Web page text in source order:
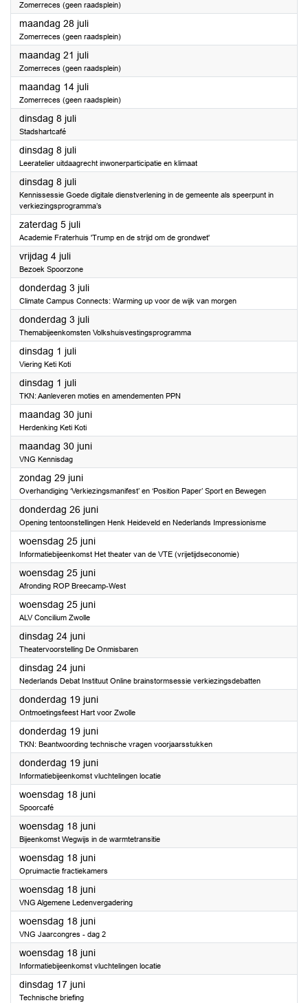
Zomerreces (geen raadsplein)
maandag 28 juli2025
Zomerreces (geen raadsplein)
maandag 21 juli2025
Zomerreces (geen raadsplein)
maandag 14 juli2025
Zomerreces (geen raadsplein)
dinsdag 8 juli2025
Stadshartcafé
dinsdag 8 juli2025
Leeratelier uitdaagrecht inwonerparticipatie en klimaat
dinsdag 8 juli2025
Kennissessie Goede digitale dienstverlening in de gemeente als speerpunt in
verkiezingsprogramma’s
zaterdag 5 juli2025
Academie Fraterhuis 'Trump en de strijd om de grondwet'
vrijdag 4 juli2025
Bezoek Spoorzone
donderdag 3 juli2025
Climate Campus Connects: Warming up voor de wijk van morgen
donderdag 3 juli2025
Themabijeenkomsten Volkshuisvestingsprogramma
dinsdag 1 juli2025
Viering Keti Koti
dinsdag 1 juli2025
TKN: Aanleveren moties en amendementen PPN
maandag 30 juni2025
Herdenking Keti Koti
maandag 30 juni2025
VNG Kennisdag
zondag 29 juni2025
Overhandiging ‘Verkiezingsmanifest’ en ‘Position Paper’ Sport en Bewegen
donderdag 26 juni2025
Opening tentoonstellingen Henk Heideveld en Nederlands Impressionisme
woensdag 25 juni2025
Informatiebijeenkomst Het theater van de VTE (vrijetijdseconomie)
woensdag 25 juni2025
Afronding ROP Breecamp-West
woensdag 25 juni2025
ALV Concilium Zwolle
dinsdag 24 juni2025
Theatervoorstelling De Onmisbaren
dinsdag 24 juni2025
Nederlands Debat Instituut Online brainstormsessie verkiezingsdebatten
donderdag 19 juni2025
Ontmoetingsfeest Hart voor Zwolle
donderdag 19 juni2025
TKN: Beantwoording technische vragen voorjaarsstukken
donderdag 19 juni2025
Informatiebijeenkomst vluchtelingen locatie
woensdag 18 juni2025
Spoorcafé
woensdag 18 juni2025
Bijeenkomst Wegwijs in de warmtetransitie
woensdag 18 juni2025
Opruimactie fractiekamers
woensdag 18 juni2025
VNG Algemene Ledenvergadering
woensdag 18 juni2025
VNG Jaarcongres - dag 2
woensdag 18 juni2025
Informatiebijeenkomst vluchtelingen locatie
dinsdag 17 juni2025
Technische briefing